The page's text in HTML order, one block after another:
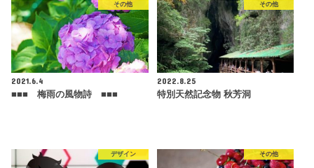
その他
2021.6.4
■■■ 梅雨の風物詩 ■■■
その他
2022.8.25
特別天然記念物 秋芳洞
デザイン その他